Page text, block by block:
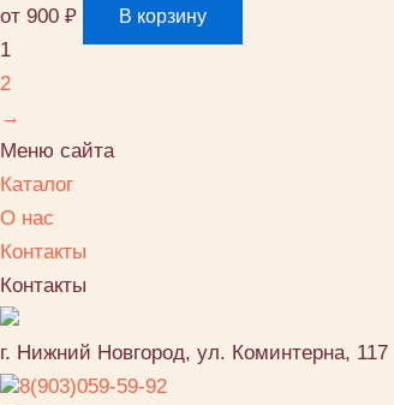
от 900 ₽ В корзину
1
2
→
Меню сайта
Каталог
О нас
Контакты
Контакты
г. Нижний Новгород, ул. Коминтерна,
8(903)059-59-92